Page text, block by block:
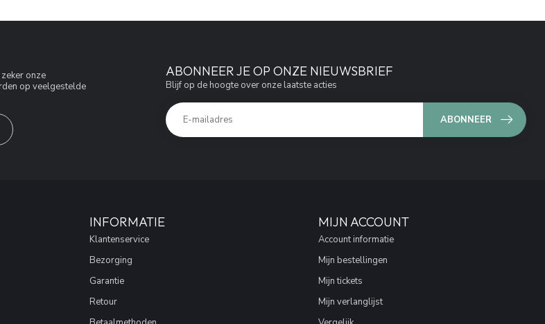
onze
op veelgestelde
ABONNEER JE OP ONZE NIEUWSBRIEF
Blijf op de hoogte over onze laatste acties
ABONNEER
INFORMATIE
Klantenservice
Bezorging
Garantie
Retour
MIJN ACCOUNT
Account informatie
Mijn bestellingen
Mijn tickets
Mijn verlanglijst